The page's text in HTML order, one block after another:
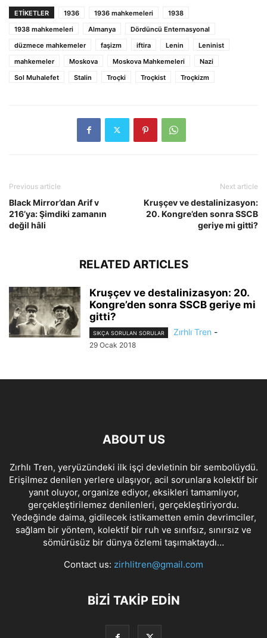
ETIKETLER 1936 1936 mahkemeleri
1938
1938 mahkemeleri
Almanya
Dördüncü Enternasyonal
düzmece mahkemeler
faşizm iftira Lenin
Leninist
mahkemeler
Moskova Moskova Mahkemeleri
Nazi
Sol Muhalefet
Stalin Troçki Troçkist Troçkizm
Previous article
Black Mirror’dan Arif v
216’ya: Şimdiki zamanın
değil hâli
Next article
Kruşçev ve destalinizasyon:
20. Kongre’den sonra SSCB
geriye mi gitti?
RELATED ARTICLES
Kruşçev ve destalinizasyon: 20.
Kongre’den sonra SSCB geriye mi
gitti?
SIKÇA SORULAN SORULAR Zırhlı Tren -
29 Ocak 2018
ABOUT US
Zırhlı Tren, yeryüzündeki ilk işçi devletinin bir sembolüydü.
Erişilmez denilen yerlere ulaşıyor, acil sorunlara kolektif bir
yanıt oluyor, organize ediyor, eksikleri tamamlıyor,
gerçekleştirilemez denilenleri, gerçekleştiriyordu.
Yedeğinde daima, gidilecek istikametten emin devrimciler,
sağlam bir yöntem, kolektif bir ruh ve sınıfsız, sınırsız ve
sömürüsüz bir dünya özlemi taşımaktaydı…
Contact us: zirhlitren@gmail.com
BİZİ TAKİP EDİN